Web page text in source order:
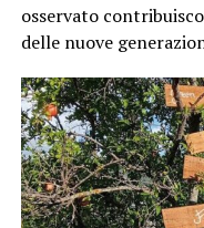
osservato
delle nuove